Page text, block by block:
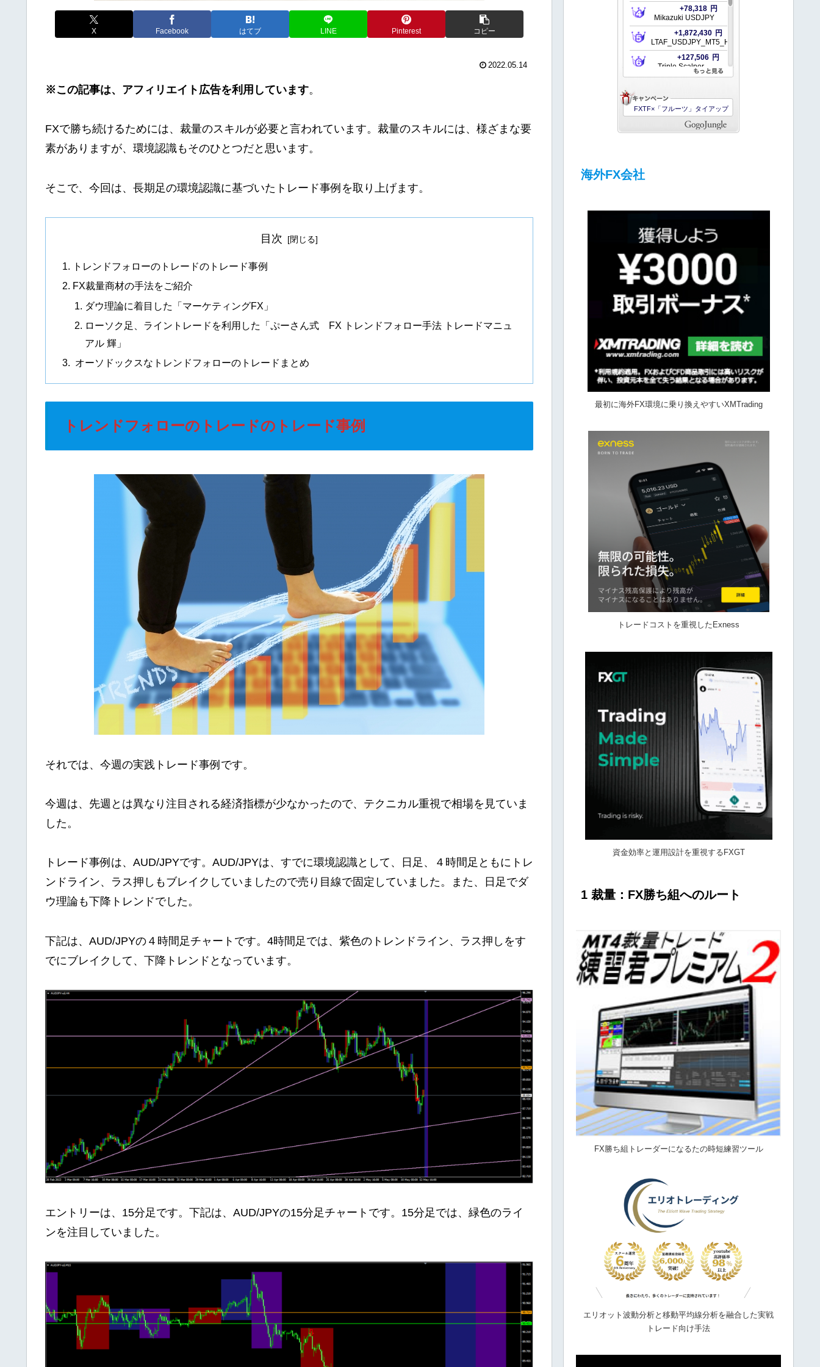
X Facebook はてブ LINE Pinterest コピー
2022.05.14
※この記事は、アフィリエイト広告を利用しています。
FXで勝ち続けるためには、裁量のスキルが必要と言われています。裁量のスキルには、様ざまな要
素がありますが、環境認識もそのひとつだと思います。
そこで、今回は、長期足の環境認識に基づいたトレード事例を取り上げます。
目次
トレンドフォローのトレードのトレード事例
FX裁量商材の手法をご紹介
ダウ理論に着目した「マーケティングFX」
ローソク足、ライントレードを利用した「ぷーさん式 FX トレンドフォロー手法 トレードマニュ
アル 輝」
オーソドックスなトレンドフォローのトレードまとめ
トレンドフォローのトレードのトレード事例
それでは、今週の実践トレード事例です。
今週は、先週とは異なり注目される経済指標が少なかったので、テクニカル重視で相場を見ていま
した。
トレード事例は、AUD/JPYです。AUD/JPYは、すでに環境認識として、日足、４時間足ともにトレ
ンドライン、ラス押しもブレイクしていましたので売り目線で固定していました。また、日足でダ
ウ理論も下降トレンドでした。
下記は、AUD/JPYの４時間足チャートです。4時間足では、紫色のトレンドライン、ラス押しをす
でにブレイクして、下降トレンドとなっています。
エントリーは、15分足です。下記は、AUD/JPYの15分足チャートです。15分足では、緑色のライ
ンを注目していました。
海外FX会社
最初に海外FX環境に乗り換えやすいXMTrading
トレードコストを重視したExness
資金効率と運用設計を重視するFXGT
1 裁量：FX勝ち組へのルート
FX勝ち組トレーダーになるたの時短練習ツール
エリオット波動分析と移動平均線分析を融合した実戦
トレード向け手法